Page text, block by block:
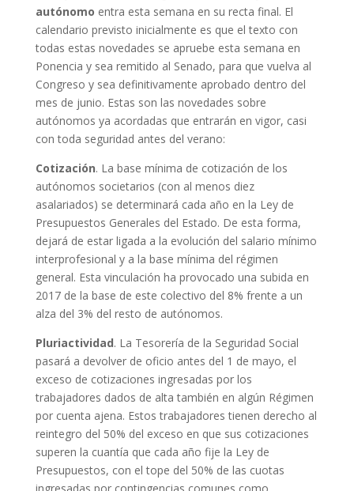
autónomo entra esta semana en su recta final. El
calendario previsto inicialmente es que el texto con
todas estas novedades se apruebe esta semana en
Ponencia y sea remitido al Senado, para que vuelva al
Congreso y sea definitivamente aprobado dentro del
mes de junio. Estas son las novedades sobre
autónomos ya acordadas que entrarán en vigor, casi
con toda seguridad antes del verano:
Cotización. La base mínima de cotización de los
autónomos societarios (con al menos diez
asalariados) se determinará cada año en la Ley de
Presupuestos Generales del Estado. De esta forma,
dejará de estar ligada a la evolución del salario mínimo
interprofesional y a la base mínima del régimen
general. Esta vinculación ha provocado una subida en
2017 de la base de este colectivo del 8% frente a un
alza del 3% del resto de autónomos.
Pluriactividad. La Tesorería de la Seguridad Social
pasará a devolver de oficio antes del 1 de mayo, el
exceso de cotizaciones ingresadas por los
trabajadores dados de alta también en algún Régimen
por cuenta ajena. Estos trabajadores tienen derecho al
reintegro del 50% del exceso en que sus cotizaciones
superen la cuantía que cada año fije la Ley de
Presupuestos, con el tope del 50% de las cuotas